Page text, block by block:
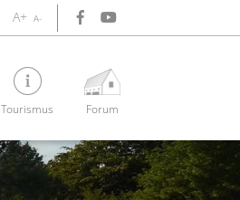
A+ A-
Tourismus Forum